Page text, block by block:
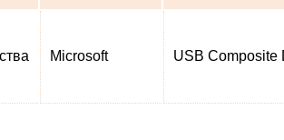
Microsoft USB Composite